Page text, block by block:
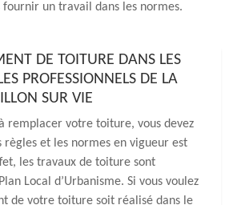
fournir un travail dans les normes.
DE TOITURE DANS LES
PROFESSIONNELS DE LA
SUR VIE
remplacer votre toiture, vous devez
règles et les normes en vigueur est
les travaux de toiture sont
Local d’Urbanisme. Si vous voulez
de votre toiture soit réalisé dans le